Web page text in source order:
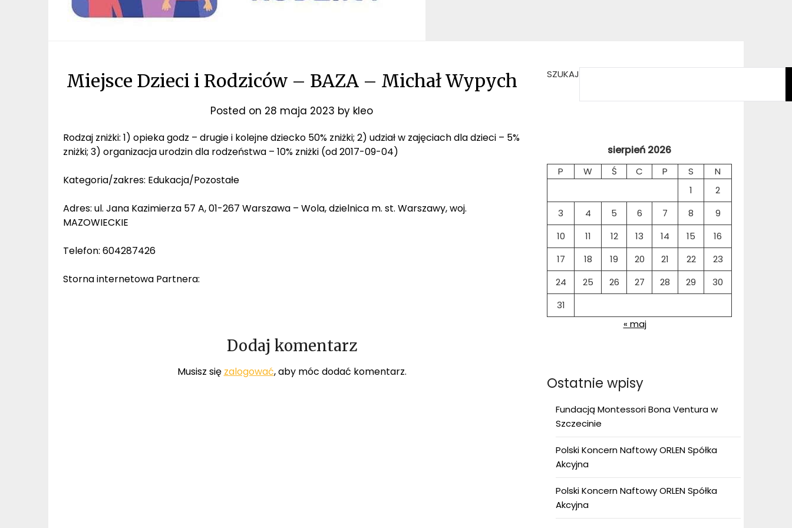
Miejsce Dzieci i Rodziców – BAZA – Michał Wypych
Posted on 28 maja 2023 by kleo
Rodzaj zniżki: 1) opieka godz – drugie i kolejne dziecko 50% zniżki; 2) udział w zajęciach dla dzieci – 5%
zniżki; 3) organizacja urodzin dla rodzeństwa – 10% zniżki (od 2017-09-04)
Kategoria/zakres: Edukacja/Pozostałe
Adres: ul. Jana Kazimierza 57 A, 01-267 Warszawa – Wola, dzielnica m. st. Warszawy, woj.
MAZOWIECKIE
Telefon: 604287426
Storna internetowa Partnera:
Dodaj komentarz
Musisz się zalogować, aby móc dodać komentarz.
SZUKAJ
sierpień 2026
P W Ś C P S
N
1
2
3
4 5 6 7 8
9
10
11 12 13 14 15
16
17
18 19 20 21 22
23
24
25 26 27 28 29
30
31
« maj
Ostatnie wpisy
Fundacją Montessori Bona Ventura w
Szczecinie
Polski Koncern Naftowy ORLEN Spółka
Akcyjna
Polski Koncern Naftowy ORLEN Spółka
Akcyjna